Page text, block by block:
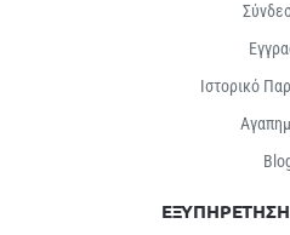
Ιστορικό